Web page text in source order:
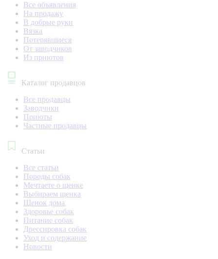
Все объявления
На продажу
В добрые руки
Вязка
Потерявшиеся
От заводчиков
Из приютов
Каталог продавцов
Все продавцы
Заводчики
Приюты
Частные продавцы
Статьи
Все статьи
Породы собак
Мечтаете о щенке
Выбираем щенка
Щенок дома
Здоровье собак
Питание собак
Дрессировка собак
Уход и содержание
Новости